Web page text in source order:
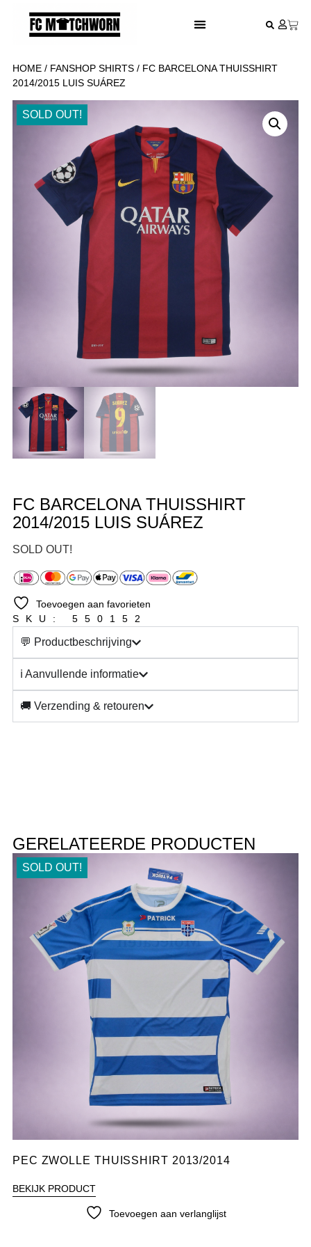
HOME/ FANSHOP SHIRTS/ FC BARCELONA THUISSHIRT
2014/2015 LUIS SUÁREZ
SOLD OUT!
FC BARCELONA THUISSHIRT
2014/2015 LUIS SUÁREZ
SOLD OUT!
Toevoegen aan favorieten
SKU: 550152
💬 Productbeschrijving
ℹ️ Aanvullende informatie
🚚 Verzending & retouren
GERELATEERDE PRODUCTEN
SOLD OUT!
PEC ZWOLLE THUISSHIRT 2013/2014
BEKIJK PRODUCT
Toevoegen aan verlanglijst